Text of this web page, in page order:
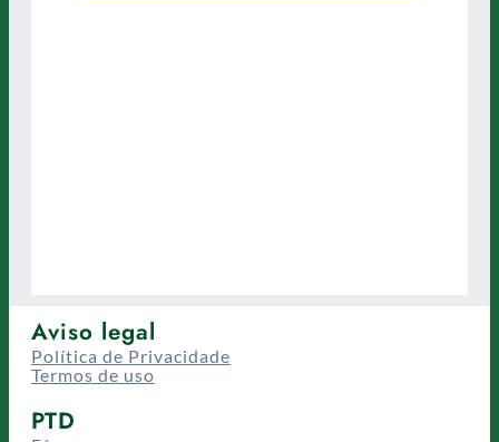
Aviso legal
Política de Privacidade
Termos de uso
PTD